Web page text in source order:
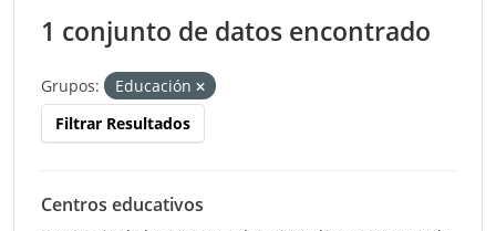
1 conjunto de datos encontrado
Grupos:
Educación
Filtrar Resultados
Centros educativos